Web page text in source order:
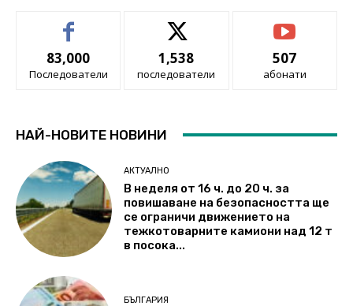
83,000
Последователи
1,538
последователи
507
абонати
НАЙ-НОВИТЕ НОВИНИ
АКТУАЛНО
В неделя от 16 ч. до 20 ч. за
повишаване на безопасността ще
се ограничи движението на
тежкотоварните камиони над 12 т
в посока...
БЪЛГАРИЯ